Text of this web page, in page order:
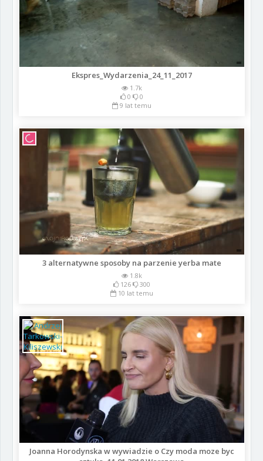
Ekspres_Wydarzenia_24_11_2017
1.7k
0
0
9 lat temu
3 alternatywne sposoby na parzenie yerba mate
1.8k
126
300
10 lat temu
Joanna Horodynska w wywiadzie o Czy moda moze byc